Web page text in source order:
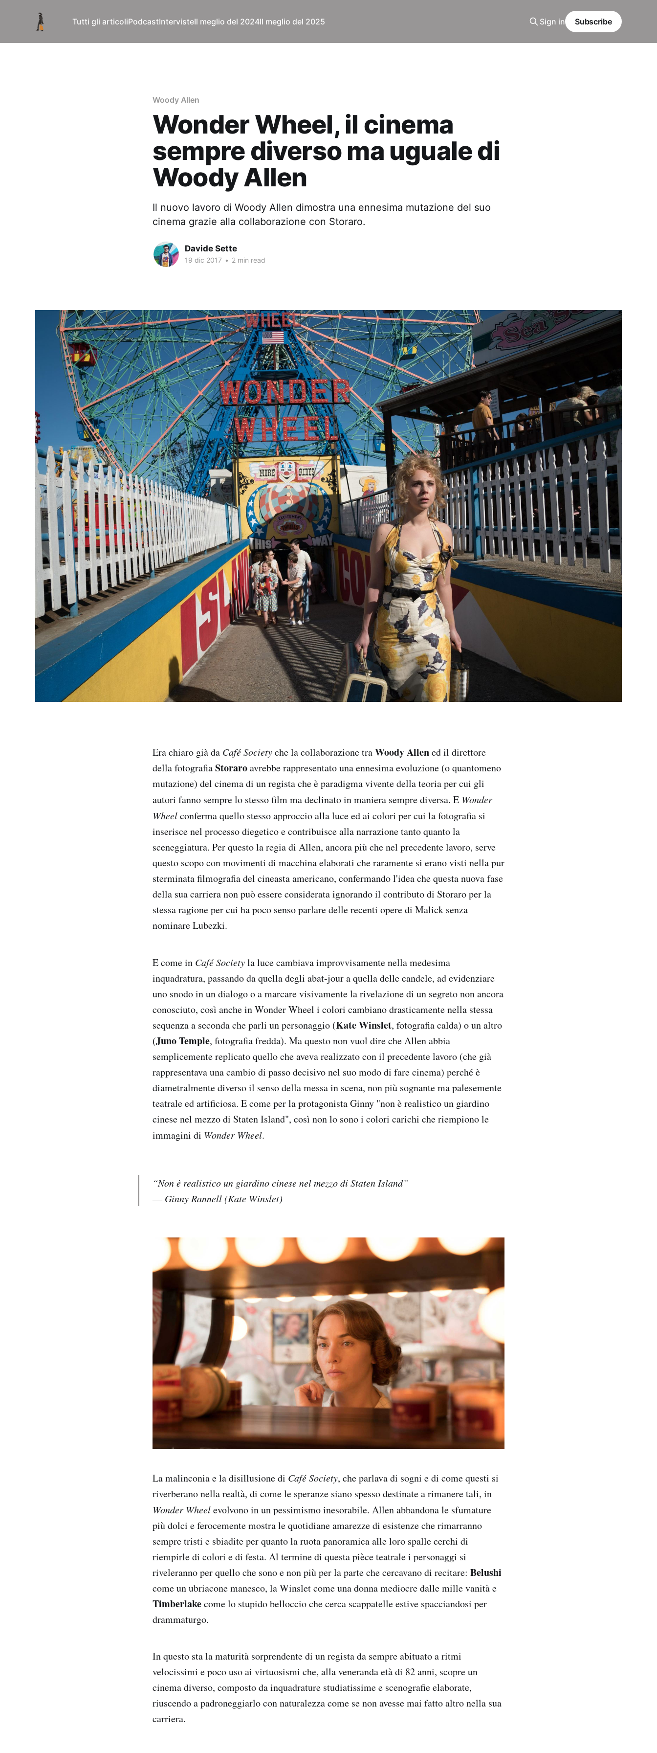
Tutti gli articoliPodcastIntervisteIl meglio del 2024Il meglio del 2025 Sign in Subscribe
Woody Allen
Wonder Wheel, il cinema
sempre diverso ma uguale di
Woody Allen
Il nuovo lavoro di Woody Allen dimostra una ennesima mutazione del suo
cinema grazie alla collaborazione con Storaro.
Davide Sette
19 dic 2017 • 2 min read
Era chiaro già da Café Societyche la collaborazione traWoody Allened il direttore
della fotografiaStoraroavrebbe rappresentato una ennesima evoluzione (o quantomeno
mutazione) del cinema di un regista che è paradigma vivente della teoria per cui gli
autori fanno sempre lo stesso film ma declinato in maniera sempre diversa. E Wonder
Wheelconferma quello stesso approccio alla luce ed ai colori per cui la fotografia si
inserisce nel processo diegetico e contribuisce alla narrazione tanto quanto la
sceneggiatura. Per questo la regia di Allen, ancora più che nel precedente lavoro, serve
questo scopo con movimenti di macchina elaborati che raramente si erano visti nella pur
sterminata filmografia del cineasta americano, confermando l'idea che questa nuova fase
della sua carriera non può essere considerata ignorando il contributo di Storaro per la
stessa ragione per cui ha poco senso parlare delle recenti opere di Malick senza
nominare Lubezki.
E come in Café Societyla luce cambiava improvvisamente nella medesima
inquadratura, passando da quella degli abat-jour a quella delle candele, ad evidenziare
uno snodo in un dialogo o a marcare visivamente la rivelazione di un segreto non ancora
conosciuto, così anche in Wonder Wheel i colori cambiano drasticamente nella stessa
sequenza a seconda che parli un personaggio (Kate Winslet, fotografia calda) o un altro
(Juno Temple, fotografia fredda). Ma questo non vuol dire che Allen abbia
semplicemente replicato quello che aveva realizzato con il precedente lavoro (che già
rappresentava una cambio di passo decisivo nel suo modo di fare cinema) perché è
diametralmente diverso il senso della messa in scena, non più sognante ma palesemente
teatrale ed artificiosa. E come per la protagonista Ginny "non è realistico un giardino
cinese nel mezzo di Staten Island", così non lo sono i colori carichi che riempiono le
immagini di Wonder Wheel.
“Non è realistico un giardino cinese nel mezzo di Staten Island”
― Ginny Rannell (Kate Winslet)
La malinconia e la disillusione di Café Society, che parlava di sogni e di come questi si
riverberano nella realtà, di come le speranze siano spesso destinate a rimanere tali, in
Wonder Wheelevolvono in un pessimismo inesorabile. Allen abbandona le sfumature
più dolci e ferocemente mostra le quotidiane amarezze di esistenze che rimarranno
sempre tristi e sbiadite per quanto la ruota panoramica alle loro spalle cerchi di
riempirle di colori e di festa. Al termine di questa pièce teatrale i personaggi si
riveleranno per quello che sono e non più per la parte che cercavano di recitare: Belushi
come un ubriacone manesco, la Winslet come una donna mediocre dalle mille vanità e
Timberlakecome lo stupido belloccio che cerca scappatelle estive spacciandosi per
drammaturgo.
In questo sta la maturità sorprendente di un regista da sempre abituato a ritmi
velocissimi e poco uso ai virtuosismi che, alla veneranda età di 82 anni, scopre un
cinema diverso, composto da inquadrature studiatissime e scenografie elaborate,
riuscendo a padroneggiarlo con naturalezza come se non avesse mai fatto altro nella sua
carriera.